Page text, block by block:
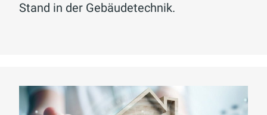
Stand in der Gebäudetechnik.